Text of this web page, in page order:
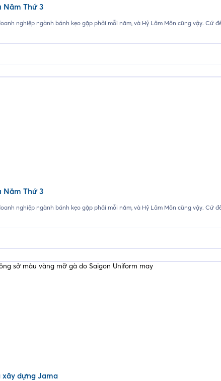
Năm Thứ 3
nghiệp ngành bánh kẹo gặp phải mỗi năm, và Hỷ Lâm Môn cũng vậy. Cứ
Năm Thứ 3
nghiệp ngành bánh kẹo gặp phải mỗi năm, và Hỷ Lâm Môn cũng vậy. Cứ
dựng Jama